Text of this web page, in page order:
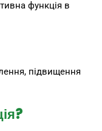
функція в
підвищення